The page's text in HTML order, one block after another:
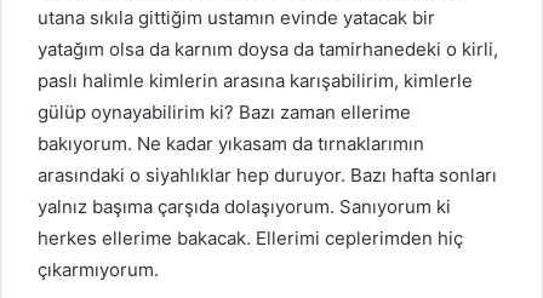
utana sıkıla gittiğim ustamın evinde yatacak bir
yatağım olsa da karnım doysa da tamirhanedeki o kirli,
paslı halimle kimlerin arasına karışabilirim, kimlerle
gülüp oynayabilirim ki? Bazı zaman ellerime
bakıyorum. Ne kadar yıkasam da tırnaklarımın
arasındaki o siyahlıklar hep duruyor. Bazı hafta sonları
yalnız başıma çarşıda dolaşıyorum. Sanıyorum ki
herkes ellerime bakacak. Ellerimi ceplerimden hiç
çıkarmıyorum.